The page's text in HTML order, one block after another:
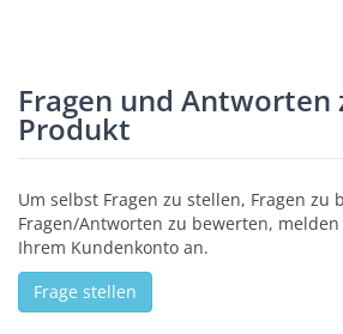
Fragen und Antworten
Produkt
Um selbst Fragen zu stellen, Fragen zu
Fragen/Antworten zu bewerten,
Ihrem Kundenkonto an.
Frage stellen